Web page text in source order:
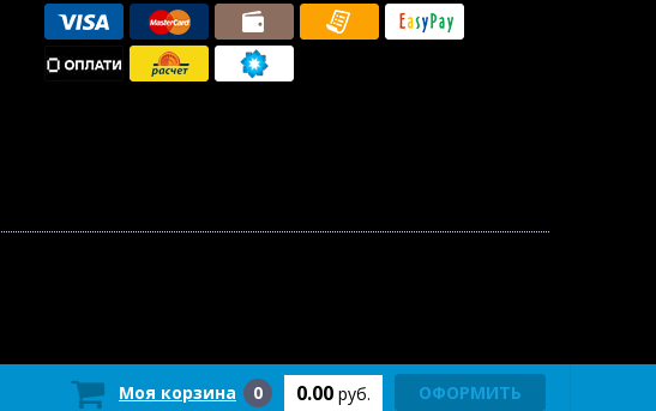
Моя корзина 0 0.00 руб. ОФОРМИТЬ